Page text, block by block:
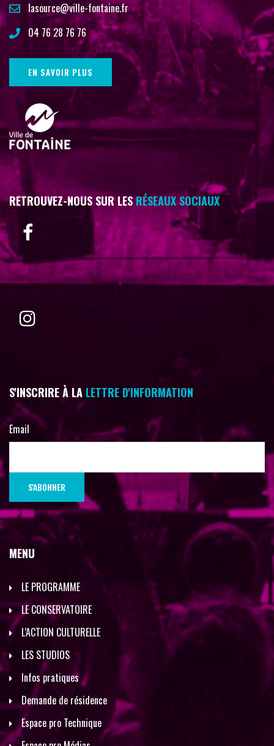
lasource@ville-fontaine.fr
04 76 28 76 76
EN SAVOIR PLUS
RETROUVEZ-NOUS SUR LESRÉSEAUX SOCIAUX
S'INSCRIRE À LA LETTRE D'INFORMATION
Email
MENU
LE PROGRAMME
LE CONSERVATOIRE
L’ACTION CULTURELLE
LES STUDIOS
Infos pratiques
Demande de résidence
Espace pro Technique